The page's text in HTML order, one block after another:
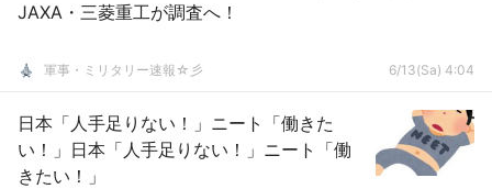
JAXA・三菱重工が調査へ！
軍事・ミリタリー速報☆彡 6/13(Sa) 4:04
日本「人手足りない！」ニート「働きた
い！」日本「人手足りない！」ニート「働
きたい！」